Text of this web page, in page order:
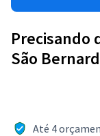
Precisando
São
Até 4